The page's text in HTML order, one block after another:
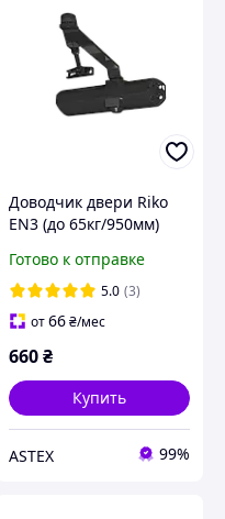
Доводчик двери Riko
EN3 (до 65кг/950мм)
Готово к отправке
5.0 (3)
от66₴/мес
660₴
Купить
ASTEX 99%